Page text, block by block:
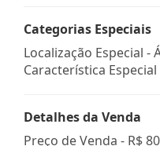
Categorias Especiais
Localização Especial -
Característica
Detalhes da Venda
Preço de Venda - R$